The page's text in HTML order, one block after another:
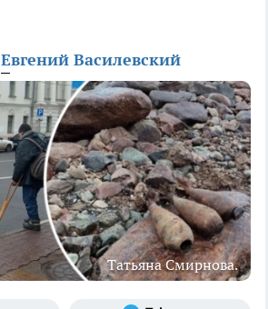
Евгений Василевский
Татьяна Смирнова.